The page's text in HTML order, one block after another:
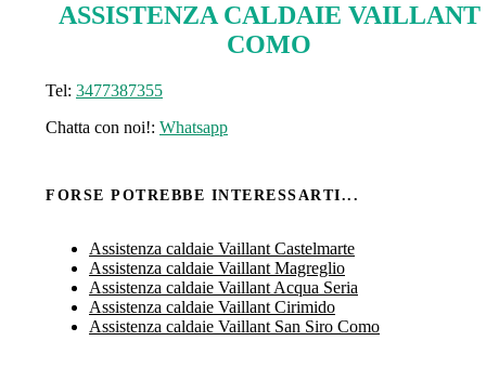
ASSISTENZA CALDAIE VAILLANT
COMO
Tel: 3477387355
Chatta con noi!: Whatsapp
FORSE POTREBBE INTERESSARTI...
Assistenza caldaie Vaillant Castelmarte
Assistenza caldaie Vaillant Magreglio
Assistenza caldaie Vaillant Acqua Seria
Assistenza caldaie Vaillant Cirimido
Assistenza caldaie Vaillant San Siro Como